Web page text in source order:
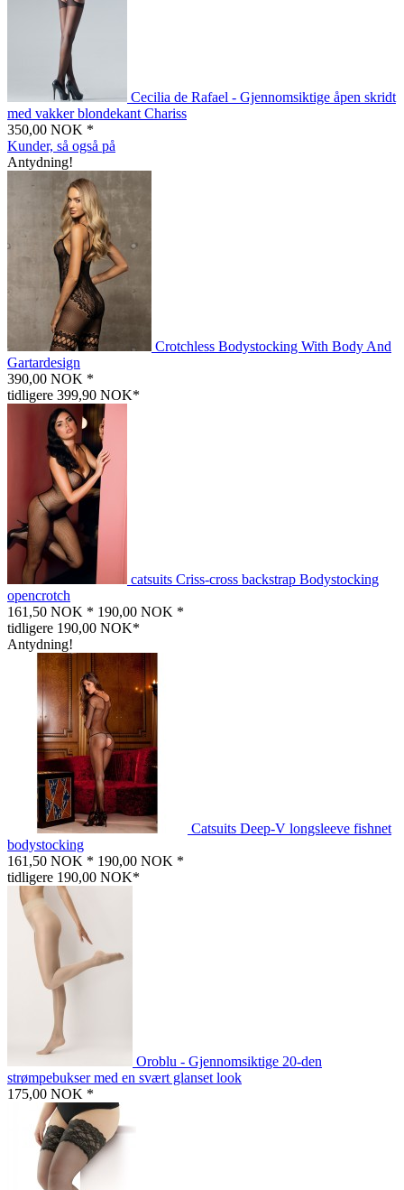
Cecilia de Rafael - Gjennomsiktige åpen skridt
med vakker blondekant Chariss
350,00 NOK *
Kunder, så også på
Antydning!
Crotchless Bodystocking With Body And
Gartardesign
390,00 NOK *
tidligere 399,90 NOK*
catsuits Criss-cross backstrap Bodystocking
opencrotch
161,50 NOK * 190,00 NOK *
tidligere 190,00 NOK*
Antydning!
Catsuits Deep-V longsleeve fishnet
bodystocking
161,50 NOK * 190,00 NOK *
tidligere 190,00 NOK*
Oroblu - Gjennomsiktige 20-den
strømpebukser med en svært glanset look
175,00 NOK *